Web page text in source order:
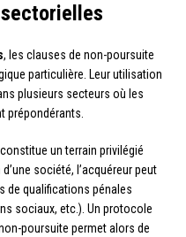
, les clauses de non-poursuite
particulière. Leur utilisation
plusieurs secteurs où les
prépondérants.
constitue un terrain privilégié
société, l’acquéreur peut
de qualifications pénales
sociaux, etc.). Un protocole
poursuite permet alors de